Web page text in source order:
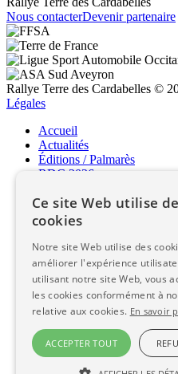
Nous contacterDevenir partenaire
Rallye Terre des Cardabelles ©
Légales
Accueil
Actualités
Éditions / Palmarès
RDC 2026
RDC 2026
Le programme /
Classement / Live
Espace concurrents
Espace commissaires
Infos pratiques
Infos pratiques
Ce site Web utilise
cookies
Notre site Web utilise des
améliorer l'expérience
utilisant notre site Web, vous
les cookies conformément à
relative aux cookies. En savoir
ACCEPTER TOUT